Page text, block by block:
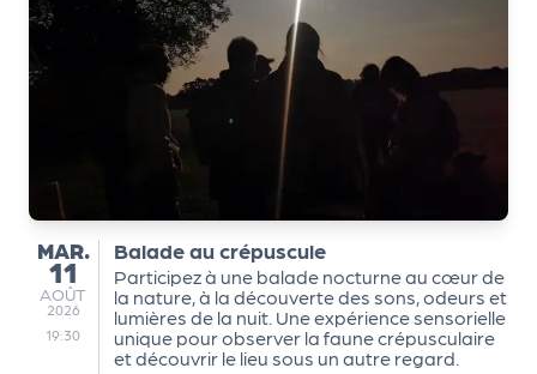
MARDI
MAR.
11
AOÛT
AOÛT
2026
19:30
Balade au crépuscule
Participez à une balade nocturne au cœur de
la nature, à la découverte des sons, odeurs et
lumières de la nuit. Une expérience sensorielle
unique pour observer la faune crépusculaire
et découvrir le lieu sous un autre regard.
t
e
n
a
ir
e